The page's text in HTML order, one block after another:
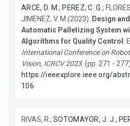
ARCE, D. M.; PEREZ, C. G.;
JIMENEZ, V. M.(2023). Design
Automatic Palletizing System
Algorithms for Quality Control .
International Conference on
Vision, ICRCV 2023. (pp. 271 -
https://ieeexplore.ieee.org/
106
RIVAS, R.; SOTOMAYOR, J. J.;